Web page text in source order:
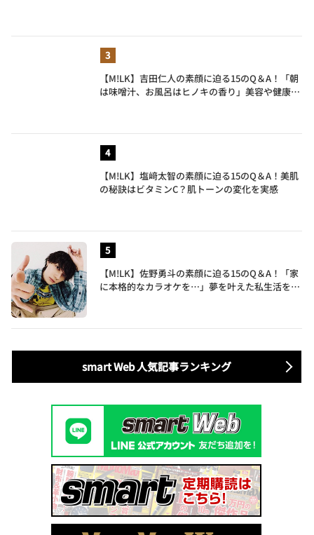
【M!LK】吉田仁人の素顔に迫る15のQ＆A！「朝
は味噌汁、お風呂はヒノキの香り」美容や健康習
【M!LK】塩﨑太智の素顔に迫る15のQ＆A！美肌
の秘訣はビタミンC？肌トーンの変化を実感
【M!LK】佐野勇斗の素顔に迫る15のQ＆A！「家
に本格的なカラオケを…」夢を叶えた私生活を公
smart Web 人気記事ランキング